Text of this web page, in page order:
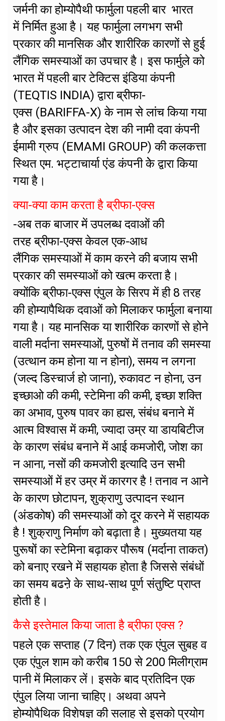
जर्मनी का होम्योपैथी फार्मुला पहली बार भारत
में निर्मित हुआ है। यह फार्मुला लगभग सभी
प्रकार की मानसिक और शारीरिक कारणों से हुई
लैंगिक समस्याओं का उपचार है। इस फार्मुले को
भारत में पहली बार टेक्टिस इंडिया कंपनी
(TEQTIS INDIA) द्वारा ब्रीफा-
एक्स (BARIFFA-X) के नाम से लांच किया गया
है और इसका उत्पादन देश की नामी दवा कंपनी
ईमामी ग्रुप (EMAMI GROUP) की कलकत्ता
स्थित एम. भट्टाचार्या एंड कंपनी केे द्वारा किया
गया है।
क्या-क्या काम करता है ब्रीफा-एक्स
-अब तक बाजार में उपलब्ध दवाओं की
तरह ब्रीफा-एक्स केवल एक-आध
लैंगिक समस्याओं में काम करने की बजाय सभी
प्रकार की समस्याओं को खत्म करता है।
क्योंकि ब्रीफा-एक्स एंपुल के सिरप में ही 8 तरह
की होम्यापैथिक दवाओं को मिलाकर फार्मुला बनाया
गया है। यह मानसिक या शारीरिक कारणों से होने
वाली मर्दाना समस्याओं, पुरुषों में तनाव की समस्या
(उत्थान कम होना या न होना), समय न लगना
(जल्द डिस्चार्ज हो जाना), रुकावट न होना, उन
इच्छाओ की कमी, स्टेमिना की कमी, इच्छा शक्ति
का अभाव, पुरुष पावर का ह्यस, संबंध बनाने में
आत्म विश्वास में कमी, ज्यादा उम्र या डायबिटीज
के कारण संबंध बनाने में आई कमजोरी, जोश का
न आना, नसों की कमजोरी इत्यादि उन सभी
समस्याओं में हर उम्र में कारगर है ! तनाव न आने
के कारण छोटापन, शुक्राणु उत्पादन स्थान
(अंडकोष) की समस्याओं को दूर करने में सहायक
है ! शुक्राणु निर्माण को बढ़ाता है। मुख्यतया यह
पुरूषों का स्टेमिना बढ़ाकर पौरूष (मर्दाना ताकत)
को बनाए रखने में सहायक होता है जिससे संबंधों
का समय बढऩे के साथ-साथ पूर्ण संतुष्टि प्राप्त
होती है।
कैसे इस्तेमाल किया जाता है ब्रीफा एक्स ?
पहले एक सप्ताह (7 दिन) तक एक एंपुल सुबह व
एक एंपुल शाम को करीब 150 से 200 मिलीग्राम
पानी में मिलाकर लें। इसके बाद प्रतिदिन एक
एंपुल लिया जाना चाहिए। अथवा अपने
होम्योपैथिक विशेषज्ञ की सलाह से इसको प्रयोग